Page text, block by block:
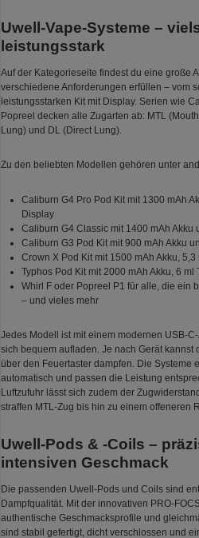
Uwell-Vape-Systeme –
leistungsstark
Auf der Kategorieseite findest du eine große
verschiedene Anforderungen erfüllen – vom
leistungsstarken Kit mit Display. Serien wie
Popreel decken alle Zugarten ab: MTL
Lung) und DL (Direct Lung).
Zu den beliebten Modellen gehören unter
Caliburn G4 Pro Pod Kit mit 1300 mAh
Display
Caliburn G4 Classic mit 1400 mAh Akku
Caliburn G3 Pod Kit mit 900 mAh Akku
Crown X Pod Kit mit 1500 mAh Akku,
Typhos Pod Kit mit 2000 mAh Akku, 6
Whirl F oder Popreel P1 für alle, die ein
– und vieles mehr
Jedes Modell ist mit einem modernen USB-
sich bequem aufladen. Je nach Gerät kannst
über den Feuertaster dampfen. Die Systeme
automatisch und passen die Leistung
Luftzufuhr lässt sich zudem der
straffen MTL-Zug bis hin zu einem offeneren
Uwell-Pods & -Coils –
intensiven Geschmack
Die passenden Uwell-Pods und Coils sind
Dampfqualität. Mit der innovativen PRO-
authentische Geschmacksprofile und
sind stabil gefertigt, dicht verschlossen und